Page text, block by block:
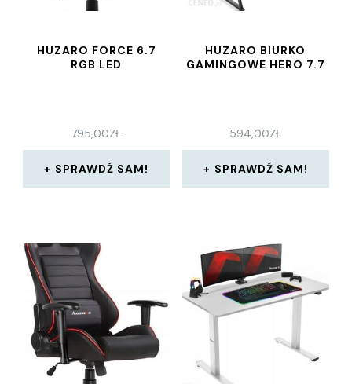
HUZARO FORCE 6.7
RGB LED
795,00ZŁ
SPRAWDŹ SAM!
HUZARO BIURKO
GAMINGOWE HERO 7.7
594,00ZŁ
SPRAWDŹ SAM!